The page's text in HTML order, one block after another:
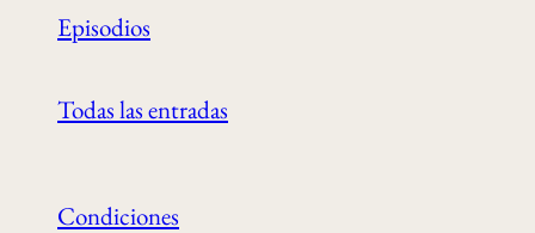
Episodios
Todas las entradas
Condiciones